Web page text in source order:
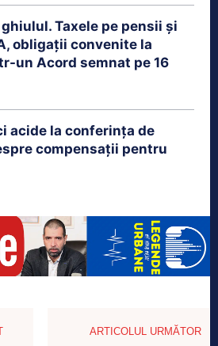
Taxele pe pensii și
obligații convenite la
un Acord semnat pe 16
acide la conferința de
compensații pentru
ARTICOLUL URMĂTOR